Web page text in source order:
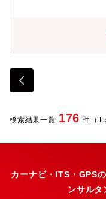
＜環境・要素技術の例
MySQLミドルウェア：
Apache/tomcatネット
FW、WAF、IDS/IPS、
ながら仕事がしたい方
も円滑なコミュニケーシ
Transformationを掛け
ビス事業者として自社
す。組織は昨期立ち上
大しています。組織内に
企業etc…外国籍人材も
ていくエンジニアとし
サルティングを実施い
AWS、GCPなどマルチ
やりたいクラウド技術
検索結果一覧 176 件（
カーナビ・ITS・GPS
ンサルタ